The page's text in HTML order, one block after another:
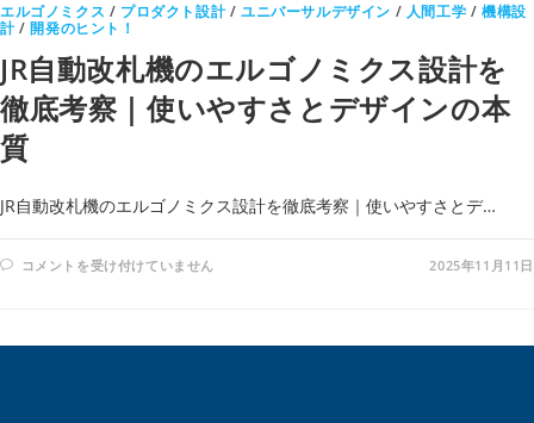
ク
ス
に
学
ぶ、
自
然
が
教
え
る
術
発
力
は
エルゴノミクス / プロダクト設計/ユニバーサルデザイン / 人間工学 /機構設
計/開発のヒント！
JR自動改札機のエルゴノミクス設計を
徹底考察｜使いやすさとデザインの本
質
JR自動改札機のエルゴノミクス設計を徹底考察｜使いやすさとデ…
JR
自
機
コメントを受け付けていません 2025年11月11日